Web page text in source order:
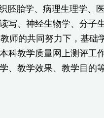
胎学、病理生理学、
写、神经生物学、分子
师的共同努力下，基础
科教学质量网上测评工
、教学效果、教学目的